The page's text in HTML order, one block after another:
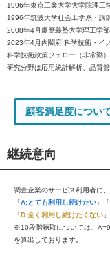
1996年東京工業大学大学院理工
1996年筑波大学社会工学系・講
2008年4月慶應義塾大学理工学
2023年4月内閣府 科学技術・イ
科学技術政策フェロー（非常勤）
研究分野は応用統計解析、品質
顧客満足度につい
継続意向
調査企業のサービス利用者に
「A:とても利用し続けたい 」「
「D:全く利用し続けたくない
※10段階聴取については、
を算出しております。